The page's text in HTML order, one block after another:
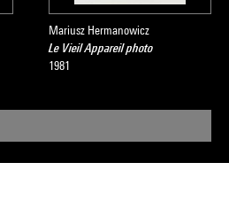
Mariusz Hermanowicz
Le Vieil Appareil photo
1981